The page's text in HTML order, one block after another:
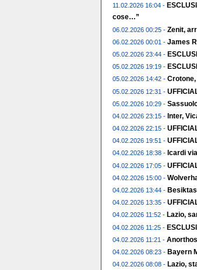
11.02.2026 16:04 -
cose…”
06.02.2026 00:25 - Zenit,
06.02.2026 00:01 - James
05.02.2026 23:44 -
05.02.2026 19:19 -
05.02.2026 14:42 -
05.02.2026 12:31 -
05.02.2026 10:29 -
04.02.2026 23:15 - Inter,
04.02.2026 22:15 -
04.02.2026 19:51 -
04.02.2026 18:38 - Icardi
04.02.2026 17:05 -
04.02.2026 15:00 -
04.02.2026 13:44 -
04.02.2026 13:35 -
04.02.2026 11:52 - Lazio,
04.02.2026 11:25 -
04.02.2026 11:21 -
04.02.2026 08:23 - Bayern
04.02.2026 08:08 - Lazio,